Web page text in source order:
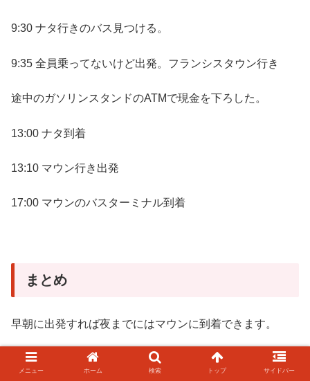
9:30 ナタ行きのバス見つける。
9:35 全員乗ってないけど出発。フランシスタウン行き
途中のガソリンスタンドのATMで現金を下ろした。
13:00 ナタ到着
13:10 マウン行き出発
17:00 マウンのバスターミナル到着
まとめ
早朝に出発すれば夜までにはマウンに到着できます。
ボツワナのバスはクーラーがついてないのでかなり暑い中
メニュー ホーム 検索 トップ サイドバー